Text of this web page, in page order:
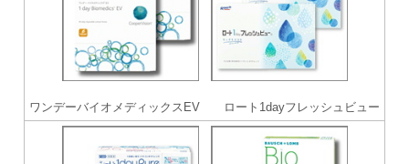
ワンデーバイオメディックスEV ロート1dayフレッシュビュー